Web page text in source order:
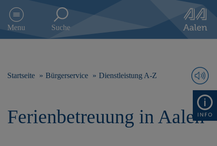
e
Menu Suche
Startseite Bürgerservice Dienstleistung A-Z
Ferienbetreuung in Aalen